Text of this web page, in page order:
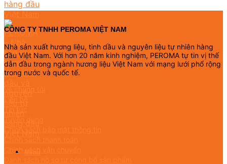
CÔNG TY TNHH PEROMA VIỆT NAM
Nhà sản xuất hương liệu, tinh dầu và nguyên liệu tự nhiên hàng
đầu Việt Nam. Với hơn 20 năm kinh nghiệm, PEROMA tự tin vị thế
dẫn đầu trong ngành hương liệu Việt Nam với mạng lưới phổ rộng
trong nước và quốc tế.
Chính sách vận chuyển